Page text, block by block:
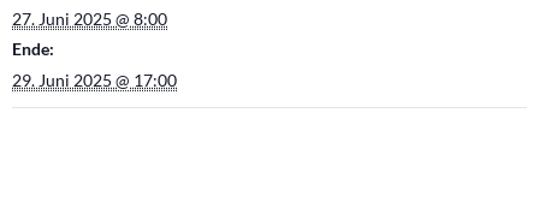
27. Juni 2025 @ 8:00
Ende:
29. Juni 2025 @ 17:00